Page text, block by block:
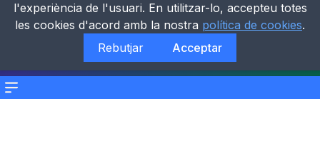
Menu
l'experiència de l'usuari. En utilitzar-lo, accepteu totes
les cookies d'acord amb la nostra política de cookies.
Rebutjar
Acceptar